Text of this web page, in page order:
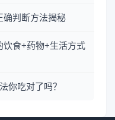
确判断方法揭秘
饮食+药物+生活方式
你吃对了吗？